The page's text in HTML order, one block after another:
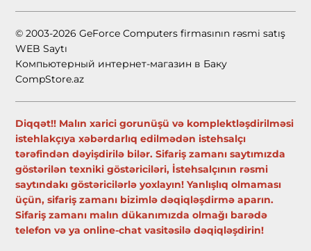
© 2003-2026 GeForce Computers firmasının rəsmi satış
WEB Saytı
Компьютерный интернет-магазин в Баку
CompStore.az
Diqqət!! Malın xarici gorunüşü və komplektləşdirilməsi
istehlakçıya xəbərdarlıq edilmədən istehsalçı
tərəfindən dəyişdirilə bilər. Sifariş zamanı saytımızda
göstərilən texniki göstəriciləri, İstehsalçının rəsmi
saytındakı göstəricilərlə yoxlayın! Yanlışlıq olmaması
üçün, sifariş zamanı bizimlə dəqiqləşdirmə aparın.
Sifariş zamanı malın dükanımızda olmağı barədə
telefon və ya online-chat vasitəsilə dəqiqləşdirin!